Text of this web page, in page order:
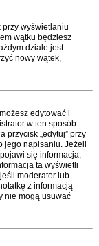
przy wyświetlaniu
wątku będziesz
dziale jest
nowy wątek,
edytować i
w ten sposób
przycisk „edytuj” przy
jego napisaniu. Jeżeli
się informacja,
ta wyświetli
moderator lub
z informacją
nie mogą usuwać